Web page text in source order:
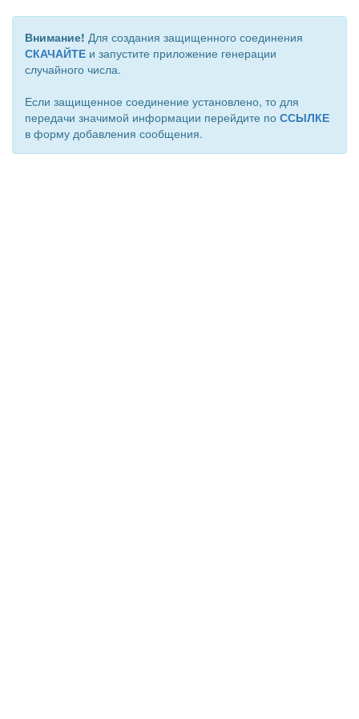
Внимание! Для создания защищенного соединения
СКАЧАЙТЕ и запустите приложение генерации
случайного числа.
Если защищенное соединение установлено, то для
передачи значимой информации перейдите по ССЫЛКЕ
в форму добавления сообщения.